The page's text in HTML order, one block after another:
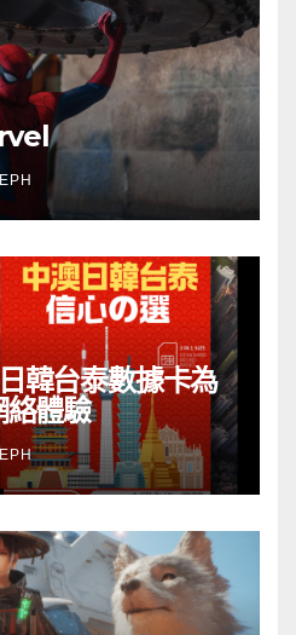
韓台泰數據卡為
絡體驗